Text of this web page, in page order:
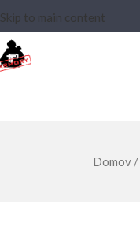
Skip to main content
Domov /